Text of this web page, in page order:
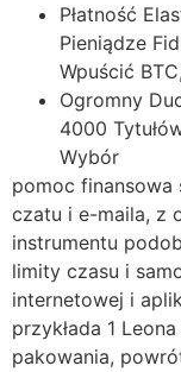
Płatność
Pieniądze
Wpuścić
Ogromny
4000
Wybór
pomoc
czatu i e-maila, z
instrumentu
limity czasu i
internetowej i
przykłada 1
pakowania,